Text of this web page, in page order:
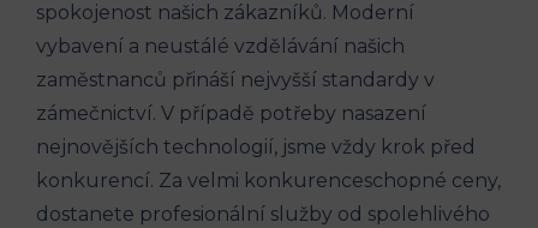
spokojenost našich zákazníků. Moderní
vybavení a neustálé vzdělávání našich
zaměstnanců přináší nejvyšší standardy v
zámečnictví. V případě potřeby nasazení
nejnovějších technologií, jsme vždy krok před
konkurencí. Za velmi konkurenceschopné ceny,
dostanete profesionální služby od spolehlivého